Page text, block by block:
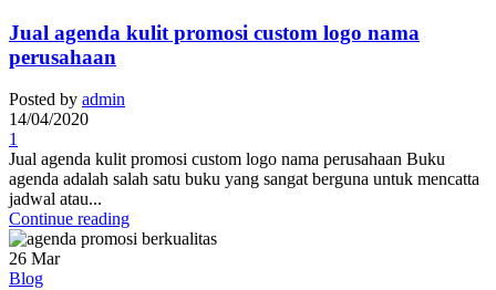
Jual agenda kulit promosi custom logo nama
perusahaan
Posted by admin
14/04/2020
1
Jual agenda kulit promosi custom logo nama perusahaan Buku
agenda adalah salah satu buku yang sangat berguna untuk mencatta
jadwal atau...
Continue reading
26 Mar
Blog